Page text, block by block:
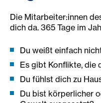
Die Mitarbeiter:innen
dich da. 365 Tage im
Du weißt einfach
Es gibt Konflikte, die
Du fühlst dich zu
Du bist körperlicher